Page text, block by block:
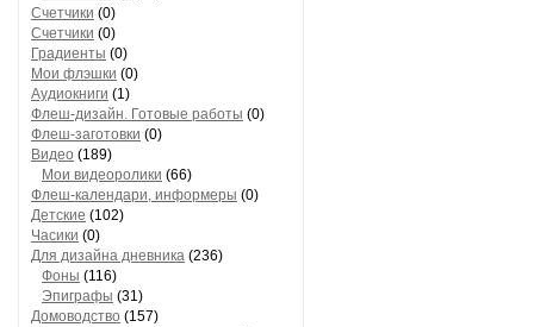
Счетчики (0)
Счетчики (0)
Градиенты (0)
Мои флэшки (0)
Аудиокниги (1)
Флеш-дизайн. Готовые работы (0)
Флеш-заготовки (0)
Видео (189)
Мои видеоролики (66)
Флеш-календари, информеры (0)
Детские (102)
Часики (0)
Для дизайна дневника (236)
Фоны (116)
Эпиграфы (31)
Домоводство (157)